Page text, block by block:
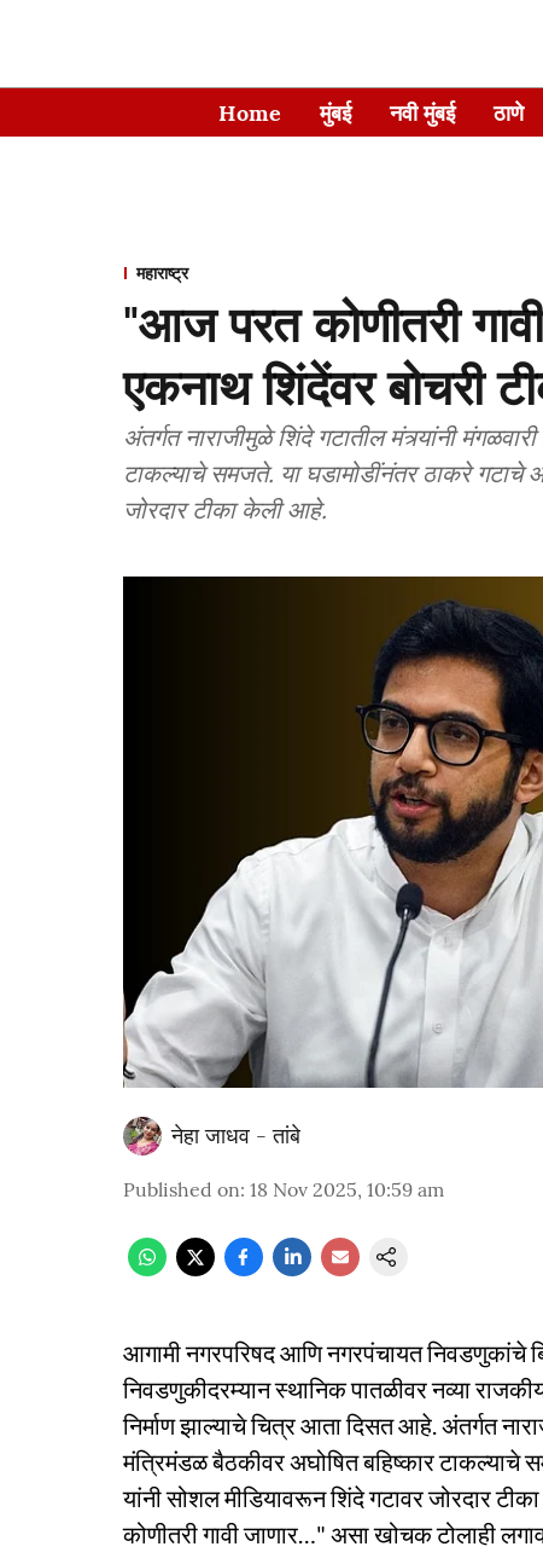
Home मुंबई नवी मुंबई ठाणे
महाराष्ट्र
"आज परत कोणीतरी
एकनाथ शिंदेंवर बोचरी
अंतर्गत नाराजीमुळे शिंदे गटातील मंत्र्यांनी
टाकल्याचे समजते. या घडामोडींनंतर ठाकरे गटाचे
जोरदार टीका केली आहे.
नेहा जाधव - तांबे
Published on: 18 Nov 2025, 10:59 am
आगामी नगरपरिषद आणि नगरपंचायत निवडणुकांचे
निवडणुकीदरम्यान स्थानिक पातळीवर नव्या
निर्माण झाल्याचे चित्र आता दिसत आहे. अंतर्गत
मंत्रिमंडळ बैठकीवर अघोषित बहिष्कार टाकल्याचे
यांनी सोशल मीडियावरून शिंदे गटावर जोरदार
कोणीतरी गावी जाणार…" असा खोचक टोलाही